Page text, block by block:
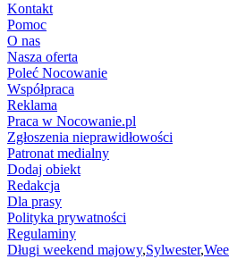
Kontakt
Pomoc
O nas
Nasza oferta
Poleć Nocowanie
Współpraca
Reklama
Praca w Nocowanie.pl
Zgłoszenia nieprawidłowości
Patronat medialny
Dodaj obiekt
Redakcja
Dla prasy
Polityka prywatności
Regulaminy
Długi weekend majowy,Sylwester,